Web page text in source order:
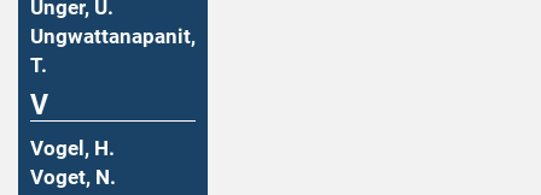
Unger, U.
Ungwattanapanit,
T.
V
Vogel, H.
Voget, N.